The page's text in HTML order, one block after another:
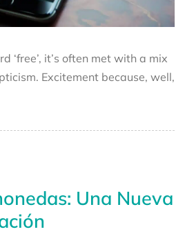
‘free’, it’s often met with a mix
Excitement because, well,
Una Nueva